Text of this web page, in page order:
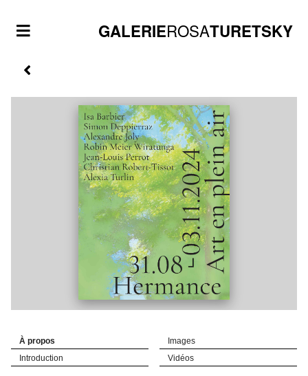
GALERIEROSATURETSKY
À propos
Images
Introduction
Vidéos